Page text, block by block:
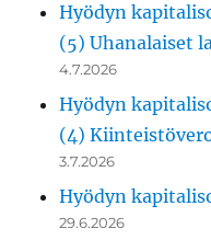
Hyödyn
(5) Uhanalaiset
4.7.2026
Hyödyn
(4)
3.7.2026
Hyödyn
29.6.2026